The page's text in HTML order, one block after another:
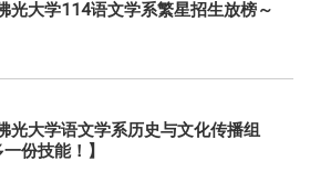
光大学114语文学系繁星招生放榜～
光大学语文学系历史与文化传播组
份技能！】